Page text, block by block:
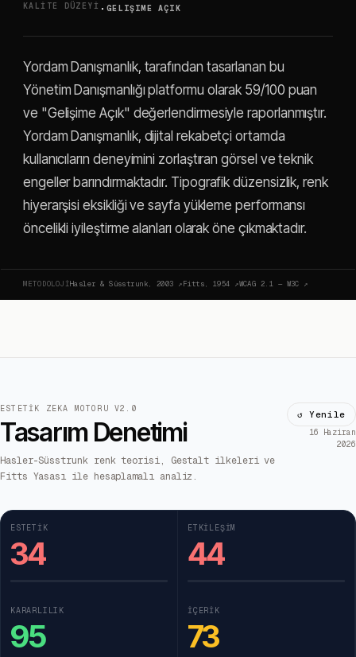
KALITE DÜZEYI ·GELIŞIME AÇIK
Yordam Danışmanlık, tarafından tasarlanan bu
Yönetim Danışmanlığı platformu olarak 59/100 puan
ve "Gelişime Açık" değerlendirmesiyle raporlanmıştır.
Yordam Danışmanlık, dijital rekabetçi ortamda
kullanıcıların deneyimini zorlaştıran görsel ve teknik
engeller barındırmaktadır. Tipografik düzensizlik, renk
hiyerarşisi eksikliği ve sayfa yükleme performansı
öncelikli iyileştirme alanları olarak öne çıkmaktadır.
METODOLOJIHasler & Süsstrunk, 2003 ↗Fitts, 1954 ↗WCAG 2.1 — W3C ↗
ESTETIK ZEKA MOTORU V2.0
Tasarım Denetimi
Hasler-Süsstrunk renk teorisi, Gestalt ilkeleri ve
Fitts Yasası ile hesaplamalı analiz.
↺ Yenile
16 Haziran
2026
ESTETIK
34
ETKILEŞIM
44
KARARLILIK
95
İÇERIK
73